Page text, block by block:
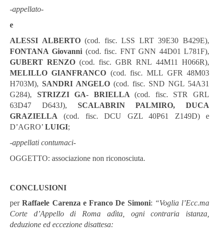
-appellato-
e
ALESSI ALBERTO(cod. fisc. LSS LRT 39E30 B429E),
FONTANA Giovanni (cod. fisc. FNT GNN 44D01 L781F),
GUBERT RENZO (cod. fisc. GBR RNL 44M11 H066R),
MELILLO GIANFRANCO (cod. fisc. MLL GFR 48M03
H703M), SANDRI ANGELO (cod. fisc. SND NGL 54A31
G284), STRIZZI GA- BRIELLA(cod. fisc. STR GRL
63D47 D643J), SCALABRIN PALMIRO, DUCA
GRAZIELLA (cod. fisc. DCU GZL 40P61 Z149D) e
D’AGRO’ LUIGI;
-appellati contumaci-
OGGETTO: associazione non riconosciuta.
CONCLUSIONI
perRaffaele Carenza e Franco De Simoni: “Voglia l’Ecc.ma
Corte
d’Appellodi Roma adìta, ogni contraria
istanza,
deduzione ed eccezione disattesa: